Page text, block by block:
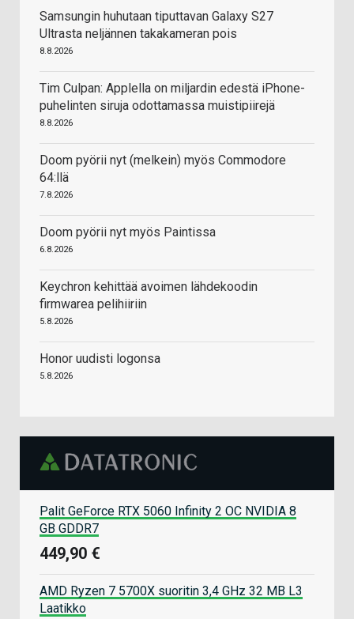
Samsungin huhutaan tiputtavan Galaxy S27
Ultrasta neljännen takakameran pois
8.8.2026
Tim Culpan: Applella on miljardin edestä iPhone-
puhelinten siruja odottamassa muistipiirejä
8.8.2026
Doom pyörii nyt (melkein) myös Commodore
64:llä
7.8.2026
Doom pyörii nyt myös Paintissa
6.8.2026
Keychron kehittää avoimen lähdekoodin
firmwarea pelihiiriin
5.8.2026
Honor uudisti logonsa
5.8.2026
Palit GeForce RTX 5060 Infinity 2 OC NVIDIA 8
GB GDDR7
449,90 €
AMD Ryzen 7 5700X suoritin 3,4 GHz 32 MB L3
Laatikko